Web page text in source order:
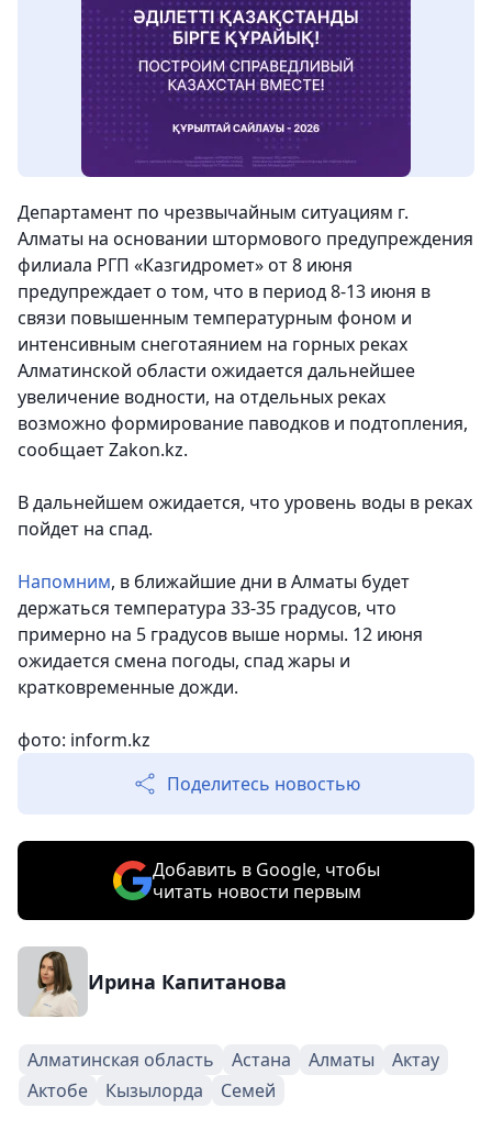
Департамент по чрезвычайным ситуациям г.
Алматы на основании штормового предупреждения
филиала РГП «Казгидромет» от 8 июня
предупреждает о том, что в период 8-13 июня в
связи повышенным температурным фоном и
интенсивным снеготаянием на горных реках
Алматинской области ожидается дальнейшее
увеличение водности, на отдельных реках
возможно формирование паводков и подтопления,
сообщает Zakon.kz.
В дальнейшем ожидается, что уровень воды в реках
пойдет на спад.
Напомним, в ближайшие дни в Алматы будет
держаться температура 33-35 градусов, что
примерно на 5 градусов выше нормы. 12 июня
ожидается смена погоды, спад жары и
кратковременные дожди.
фото: inform.kz
Поделитесь новостью
Добавить в Google, чтобы
читать новости первым
Ирина Капитанова
Алматинская область Астана Алматы
Актау
Актобе
Кызылорда Семей